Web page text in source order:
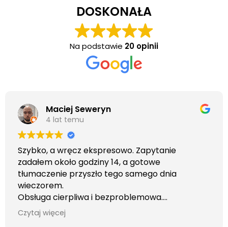
DOSKONAŁA
Na podstawie 20 opinii
Maciej Seweryn
4 lat temu
Szybko, a wręcz ekspresowo. Zapytanie
zadałem około godziny 14, a gotowe
tłumaczenie przyszło tego samego dnia
wieczorem.
Obsługa cierpliwa i bezproblemowa.
Otrzymałem wszelkie informacje i porady jaka
usługa będzie dla mnie najlepsza. Faktura także
Czytaj więcej